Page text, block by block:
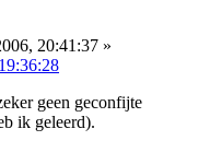
20:41:37 »
geen geconfijte
ik geleerd).